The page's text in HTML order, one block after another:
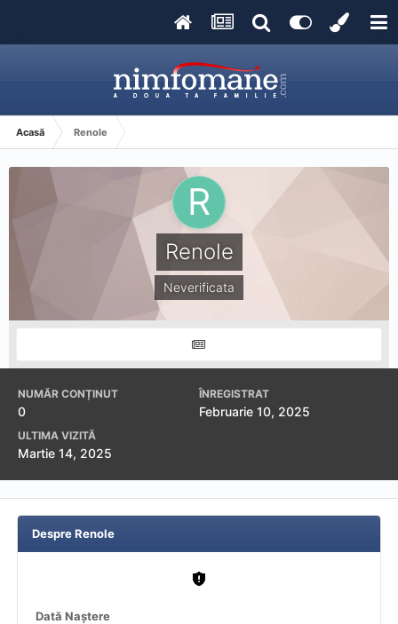
Acasă Renole
Renole
Neverificata
NUMĂR CONȚINUT
0
ÎNREGISTRAT
Februarie 10, 2025
ULTIMA VIZITĂ
Martie 14, 2025
Despre Renole
Dată Naștere